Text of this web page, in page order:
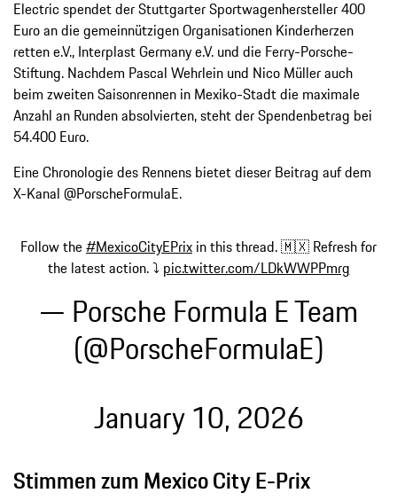
Electric spendet der Stuttgarter Sportwagenhersteller 400
Euro an die gemeinnützigen Organisationen Kinderherzen
retten e.V., Interplast Germany e.V. und die Ferry-Porsche-
Stiftung. Nachdem Pascal Wehrlein und Nico Müller auch
beim zweiten Saisonrennen in Mexiko-Stadt die maximale
Anzahl an Runden absolvierten, steht der Spendenbetrag bei
54.400 Euro.
Eine Chronologie des Rennens bietet dieser Beitrag auf dem
X-Kanal @PorscheFormulaE.
Follow the#MexicoCityEPrix in this thread. 🇲🇽 Refresh for
the latest action. ⤵️ pic.twitter.com/LDkWWPPmrg
— Porsche Formula E Team
(@PorscheFormulaE)
January 10, 2026
Stimmen zum Mexico City E-Prix